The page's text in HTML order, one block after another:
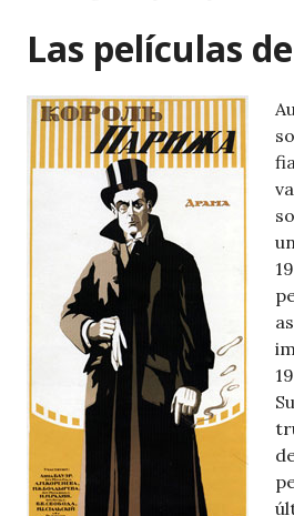
Las películas